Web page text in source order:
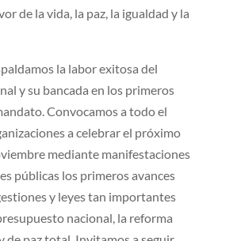
de la vida, la paz, la igualdad y la
la labor exitosa del
y su bancada en los primeros
Convocamos a todo el
a celebrar el próximo
mediante manifestaciones
públicas los primeros avances
y leyes tan importantes
nacional, la reforma